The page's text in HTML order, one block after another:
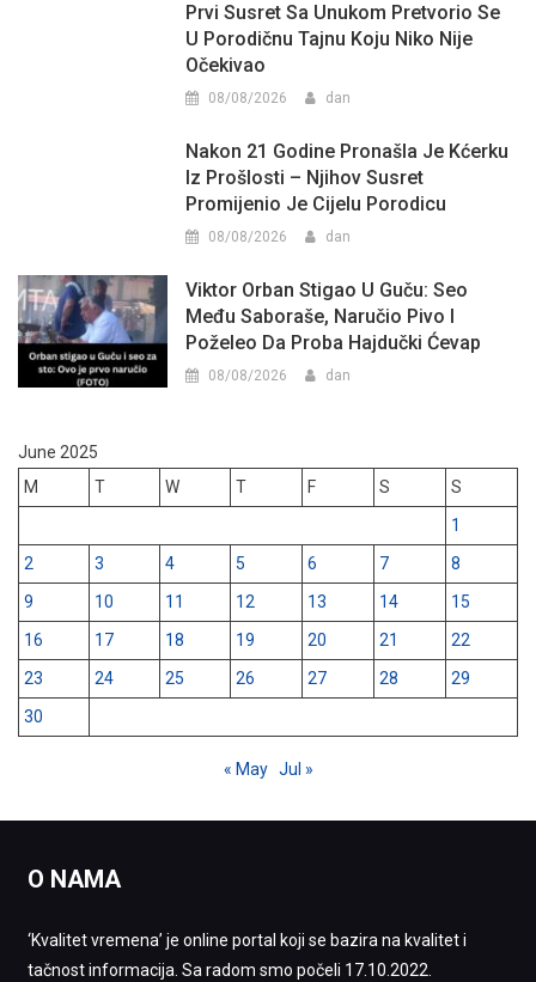
Prvi Susret Sa Unukom Pretvorio Se
U Porodičnu Tajnu Koju Niko Nije
Očekivao
08/08/2026 dan
Nakon 21 Godine Pronašla Je Kćerku
Iz Prošlosti – Njihov Susret
Promijenio Je Cijelu Porodicu
08/08/2026 dan
Viktor Orban Stigao U Guču: Seo
Među Saboraše, Naručio Pivo I
Poželeo Da Proba Hajdučki Ćevap
08/08/2026 dan
June 2025
M
T W T F S
S
1
2
3 4 5 6 7
8
9
10 11 12 13 14
15
16
17 18 19 20 21
22
23
24 25 26 27 28
29
30
« May Jul »
O NAMA
‘Kvalitet vremena’ je online portal koji se bazira na kvalitet i
tačnost informacija. Sa radom smo počeli 17.10.2022.